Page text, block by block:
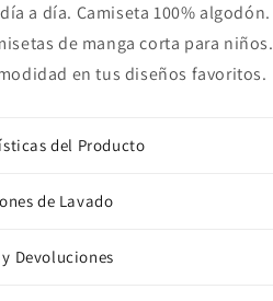
a día. Camiseta 100% algodón.
de manga corta para niños.
en tus diseños favoritos.
del Producto
de Lavado
Devoluciones